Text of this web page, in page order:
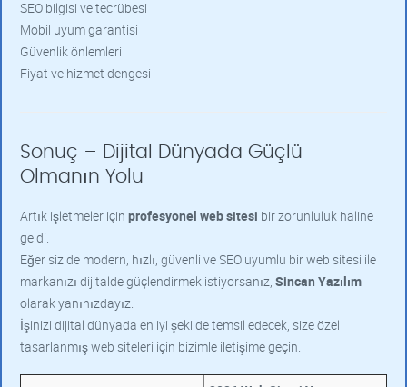
SEO bilgisi ve tecrübesi
Mobil uyum garantisi
Güvenlik önlemleri
Fiyat ve hizmet dengesi
Sonuç – Dijital Dünyada Güçlü
Olmanın Yolu
Artık işletmeler için profesyonel web sitesi bir zorunluluk haline
geldi.
Eğer siz de modern, hızlı, güvenli ve SEO uyumlu bir web sitesi ile
markanızı dijitalde güçlendirmek istiyorsanız, Sincan Yazılım
olarak yanınızdayız.
İşinizi dijital dünyada en iyi şekilde temsil edecek, size özel
tasarlanmış web siteleri için bizimle iletişime geçin.